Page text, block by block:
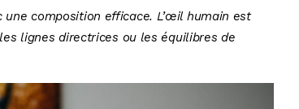
composition efficace. L’œil humain est
lignes directrices ou les équilibres de